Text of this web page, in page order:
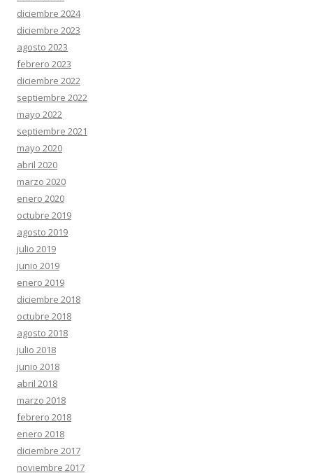
diciembre 2024
diciembre 2023
agosto 2023
febrero 2023
diciembre 2022
septiembre 2022
mayo 2022
septiembre 2021
mayo 2020
abril 2020
marzo 2020
enero 2020
octubre 2019
agosto 2019
julio 2019
junio 2019
enero 2019
diciembre 2018
octubre 2018
agosto 2018
julio 2018
junio 2018
abril 2018
marzo 2018
febrero 2018
enero 2018
diciembre 2017
noviembre 2017